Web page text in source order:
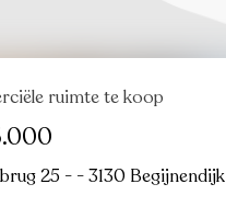
tour ruimte te koop
25 - - 3130 Begijnendijk